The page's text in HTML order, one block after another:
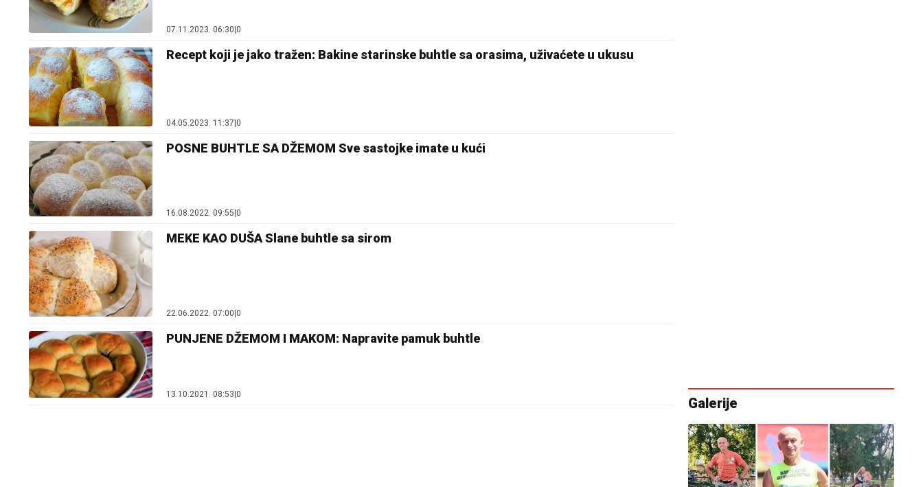
07.11.2023. 06:30|0
Recept koji je jako tražen: Bakine starinske buhtle sa orasima, uživaćete u ukusu
04.05.2023. 11:37 0
POSNE BUHTLE SA DŽEMOM Sve sastojke imate u kući
16.08.2022. 09:55 0
MEKE KAO DUŠA Slane buhtle sa sirom
22.06.2022. 07:00|0
PUNJENE DŽEMOM I MAKOM: Napravite pamuk buhtle
13.10.2021. 08:53 0
Galerije